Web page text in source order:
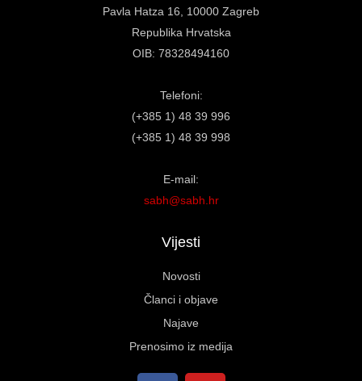
Pavla Hatza 16, 10000 Zagreb
Republika Hrvatska
OIB: 78328494160
Telefoni:
(+385 1) 48 39 996
(+385 1) 48 39 998
E-mail:
sabh@sabh.hr
Vijesti
Novosti
Članci i objave
Najave
Prenosimo iz medija